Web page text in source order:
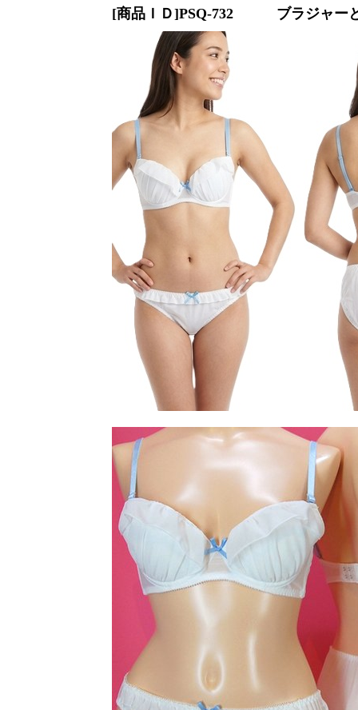
[商品ＩＤ]PSQ-732 ブラジャー